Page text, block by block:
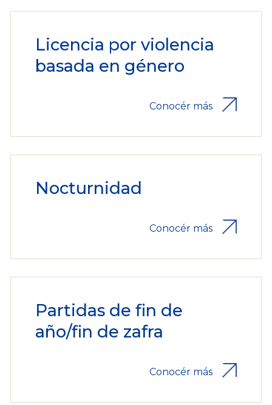
Licencia por violencia
basada en género
Conocér más
Nocturnidad
Conocér más
Partidas de fin de
año/fin de zafra
Conocér más